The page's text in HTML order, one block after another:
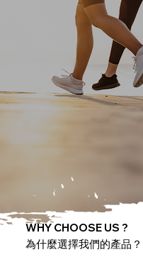
WHY CHOOSE US ?
為什麼選擇我們的產品？